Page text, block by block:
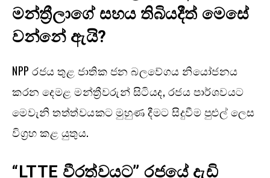
මන්ත්‍රීලාගේ සහය තිබියදීත් මෙසේ
වන්නේ ඇයි?
NPP රජය තුළ ජාතික ජන බලවේගය නියෝජනය
කරන දෙමළ මන්ත්‍රීවරුන් සිටියද, රජය පාර්ශවයට
මෙවැනි තත්ත්වයකට මුහුණ දීමට සිදුවීම පුළුල් ලෙස
විග්‍රහ කළ යුතුය.
“LTTE වීරත්වයට” රජයේ දැඩි